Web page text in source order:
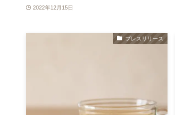
2022年12月15日
プレスリリース